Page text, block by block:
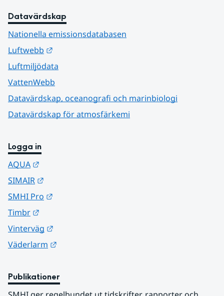
Datavärdskap
Nationella emissionsdatabasen
Luftwebb
Luftmiljödata
VattenWebb
Datavärdskap, oceanografi och marinbiologi
Datavärdskap för atmosfärkemi
Logga in
AQUA
SIMAIR
SMHI Pro
Timbr
Vinterväg
Väderlarm
Publikationer